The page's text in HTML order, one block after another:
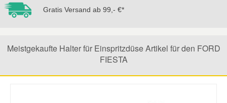
Gratis Versand ab 99,- €*
Meistgekaufte Halter für Einspritzdüse Artikel für den FORD
FIESTA
Lancia Ersatzteile
Mazda Ersatzteile
Mercedes Ersatzteile